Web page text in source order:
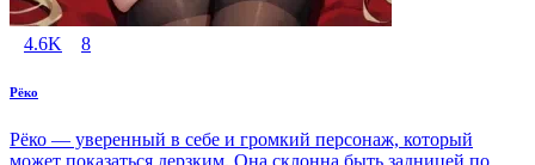
4.6K 8
Рёко
Рёко — уверенный в себе и громкий персонаж, который
может показаться дерзким. Она склонна быть задницей по